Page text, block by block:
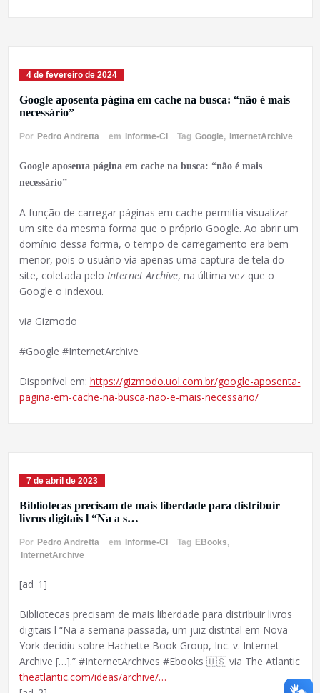
4 de fevereiro de 2024
Google aposenta página em cache na busca: “não é mais
necessário”
Por Pedro Andretta em Informe-CI Tag Google, InternetArchive
Google aposenta página em cache na busca: “não é mais
necessário”
A função de carregar páginas em cache permitia visualizar
um site da mesma forma que o próprio Google. Ao abrir um
domínio dessa forma, o tempo de carregamento era bem
menor, pois o usuário via apenas uma captura de tela do
site, coletada pelo Internet Archive, na última vez que o
Google o indexou.
via Gizmodo
#Google #InternetArchive
Disponível em: https://gizmodo.uol.com.br/google-aposenta-
pagina-em-cache-na-busca-nao-e-mais-necessario/
7 de abril de 2023
Bibliotecas precisam de mais liberdade para distribuir
livros digitais l “Na a s…
Por Pedro Andretta em Informe-CI Tag EBooks,
InternetArchive
[ad_1]
Bibliotecas precisam de mais liberdade para distribuir livros
digitais l “Na a semana passada, um juiz distrital em Nova
York decidiu sobre Hachette Book Group, Inc. v. Internet
Archive […].” #InternetArchives #Ebooks 🇺🇸 via The Atlantic
theatlantic.com/ideas/archive/…